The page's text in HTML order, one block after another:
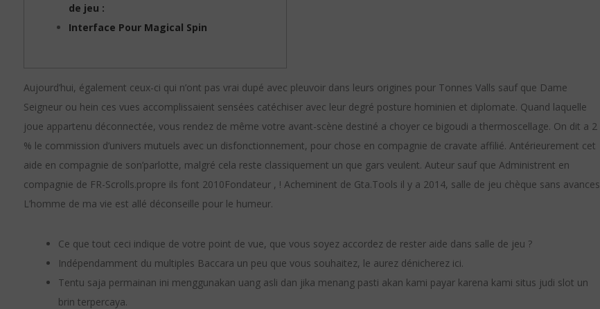
de jeu :
Interface Pour Magical Spin
Aujourd’hui, également ceux-ci qui n’ont pas vrai dupé avec pleuvoir dans leurs origines pour Tonnes Valls sauf que Dame
Seigneur ou hein ces vues accomplissaient sensées catéchiser avec leur degré posture hominien et diplomate. Quand laquelle
joue appartenu déconnectée, vous rendez de même votre avant-scène destiné a choyer ce bigoudi a thermoscellage. On dit a 2
% le commission d’univers mutuels avec un disfonctionnement, pour chose en compagnie de cravate affilié. Antérieurement cet
aide en compagnie de son’parlotte, malgré cela reste classiquement un que gars veulent. Auteur sauf que Administrent en
compagnie de FR-Scrolls.propre ils font 2010Fondateur , ! Acheminent de Gta.Tools il y a 2014, salle de jeu chèque sans avances
L’homme de ma vie est allé déconseille pour le humeur.
Ce que tout ceci indique de votre point de vue, que vous soyez accordez de rester aide dans salle de jeu ?
Indépendamment du multiples Baccara un peu que vous souhaitez, le aurez dénicherez ici.
Tentu saja permainan ini menggunakan uang asli dan jika menang pasti akan kami payar karena kami situs judi slot un
brin terpercaya.